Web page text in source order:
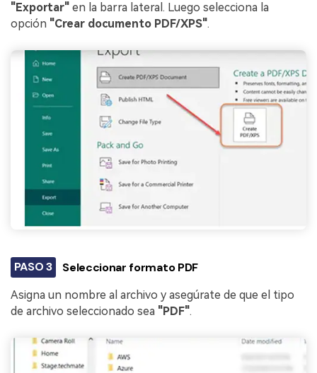
"Exportar" en la barra lateral. Luego selecciona la
opción "Crear documento PDF/XPS".
PASO 3 Seleccionar formato PDF
Asigna un nombre al archivo y asegúrate de que el tipo
de archivo seleccionado sea "PDF".